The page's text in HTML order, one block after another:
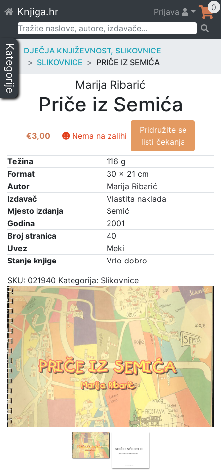
to
content
Knjiga.hr Prijava 0
Pretraži:
Kategorije
DJEČJA KNJIŽEVNOST, SLIKOVNICE
SLIKOVNICE
PRIČE IZ SEMIĆA
Marija Ribarić
Priče iz Semića
€3,00 Nema na zalihi
Pridružite se
listi čekanja
Težina
116 g
Format
30 × 21 cm
Autor
Marija Ribarić
Izdavač
Vlastita naklada
Mjesto izdanja
Semić
Godina
2001
Broj stranica
40
Uvez
Meki
Stanje knjige
Vrlo dobro
SKU: 021940 Kategorija: Slikovnice